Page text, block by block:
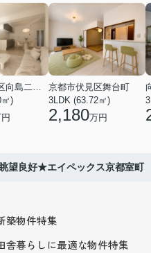
)
京都市伏見区舞台町
3LDK (63.72㎡)
2,180万円
望良好★エイペックス京都室町
築物件特集
舎暮らしに最適な物件特集